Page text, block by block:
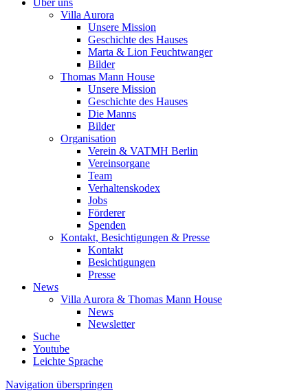
Über uns
Villa Aurora
Unsere Mission
Geschichte des Hauses
Marta & Lion Feuchtwanger
Bilder
Thomas Mann House
Unsere Mission
Geschichte des Hauses
Die Manns
Bilder
Organisation
Verein & VATMH Berlin
Vereinsorgane
Team
Verhaltenskodex
Jobs
Förderer
Spenden
Kontakt, Besichtigungen & Presse
Kontakt
Besichtigungen
Presse
News
Villa Aurora & Thomas Mann House
News
Newsletter
Suche
Youtube
Leichte Sprache
Navigation überspringen